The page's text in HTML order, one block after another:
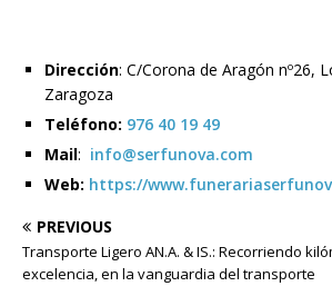
Dirección: C/Corona de Aragón nº26,
Zaragoza
Teléfono: 976 40 19 49
Mail: info@serfunova.com
Web: https://
PREVIOUS
Transporte Ligero AN.A. & IS.: Recorriendo
excelencia, en la vanguardia del transporte